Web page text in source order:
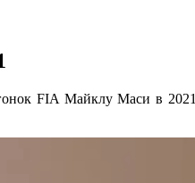
FIA Майклу Маси в 2021